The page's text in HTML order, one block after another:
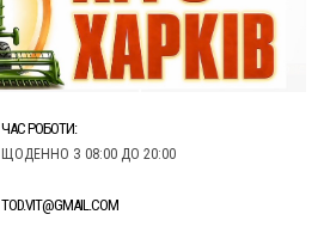
ЧАС РОБОТИ:
ЩОДЕННО З 08:00 ДО 20:00
TOD.VIT@GMAIL.COM